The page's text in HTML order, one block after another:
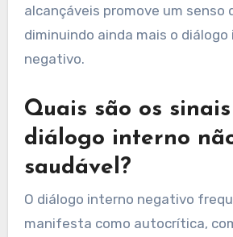
desafiar sua validade e
afirmações positivas. A prática
mindfulness também pode
reconhecer e alterar padrões de
prejudiciais. Além disso,
alcançáveis promove um senso
diminuindo ainda mais o diálogo
negativo.